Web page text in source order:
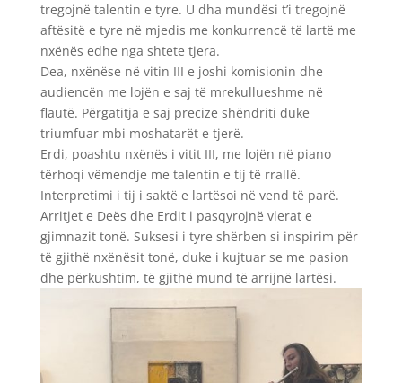
tregojnë talentin e tyre. U dha mundësi t’i tregojnë
aftësitë e tyre në mjedis me konkurrencë të lartë me
nxënës edhe nga shtete tjera.
Dea, nxënëse në vitin III e joshi komisionin dhe
audiencën me lojën e saj të mrekullueshme në
flautë. Përgatitja e saj precize shëndriti duke
triumfuar mbi moshatarët e tjerë.
Erdi, poashtu nxënës i vitit III, me lojën në piano
tërhoqi vëmendje me talentin e tij të rrallë.
Interpretimi i tij i saktë e lartësoi në vend të parë.
Arritjet e Deës dhe Erdit i pasqyrojnë vlerat e
gjimnazit tonë. Suksesi i tyre shërben si inspirim për
të gjithë nxënësit tonë, duke i kujtuar se me pasion
dhe përkushtim, të gjithë mund të arrijnë lartësi.